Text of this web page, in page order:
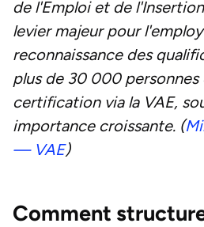
de l'Emploi et de
levier majeur pour
reconnaissance des
plus de 30 000
certification via la VAE,
importance croissante. (
— VAE)
Comment